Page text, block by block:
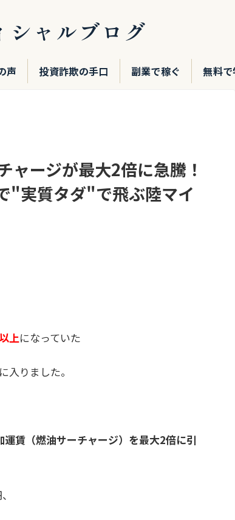
シャルブログ
声 投資詐欺の手口 副業で稼ぐ 無料
ャージが最大2倍に急騰！
"実質タダ"で飛ぶ陸マイ
上になっていた
りました。
賃（燃油サーチャージ）を最大2倍に引